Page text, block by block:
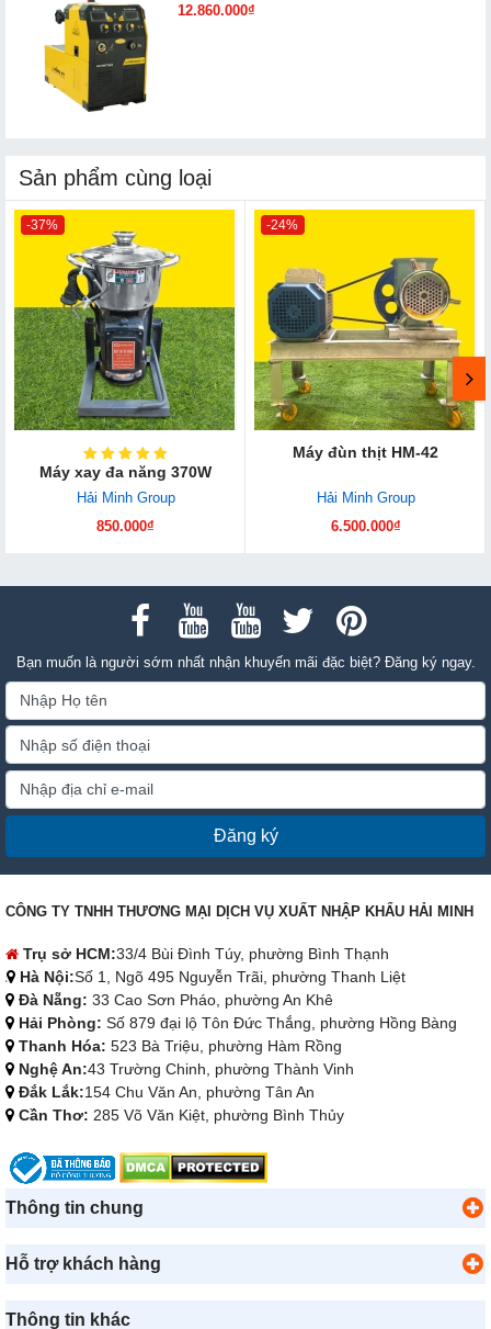
12.860.000₫
Sản phẩm cùng loại
-37%
Máy xay đa năng 370W
Hải Minh Group
850.000₫
-24%
Máy đùn thịt HM-42
Hải Minh Group
6.500.000₫
Bạn muốn là người sớm nhất nhận khuyến mãi đặc biệt? Đăng ký ngay.
Đăng ký
CÔNG TY TNHH THƯƠNG MẠI DỊCH VỤ XUẤT NHẬP KHẨU HẢI MINH
Trụ sở HCM:33/4 Bùi Đình Túy, phường Bình Thạnh
Hà Nội:Số 1, Ngõ 495 Nguyễn Trãi, phường Thanh Liệt
Đà Nẵng: 33 Cao Sơn Pháo, phường An Khê
Hải Phòng: Số 879 đại lộ Tôn Đức Thắng, phường Hồng Bàng
Thanh Hóa: 523 Bà Triệu, phường Hàm Rồng
Nghệ An:43 Trường Chinh, phường Thành Vinh
Đắk Lắk:154 Chu Văn An, phường Tân An
Cần Thơ: 285 Võ Văn Kiệt, phường Bình Thủy
Thông tin chung
Hỗ trợ khách hàng
Thông tin khác